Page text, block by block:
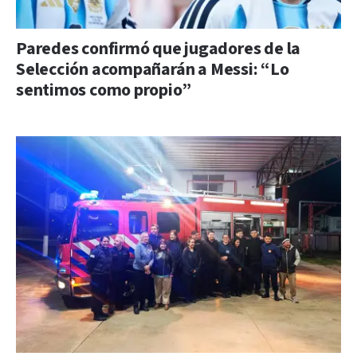
Paredes confirmó que jugadores de la
Selección acompañarán a Messi: “Lo
sentimos como propio”